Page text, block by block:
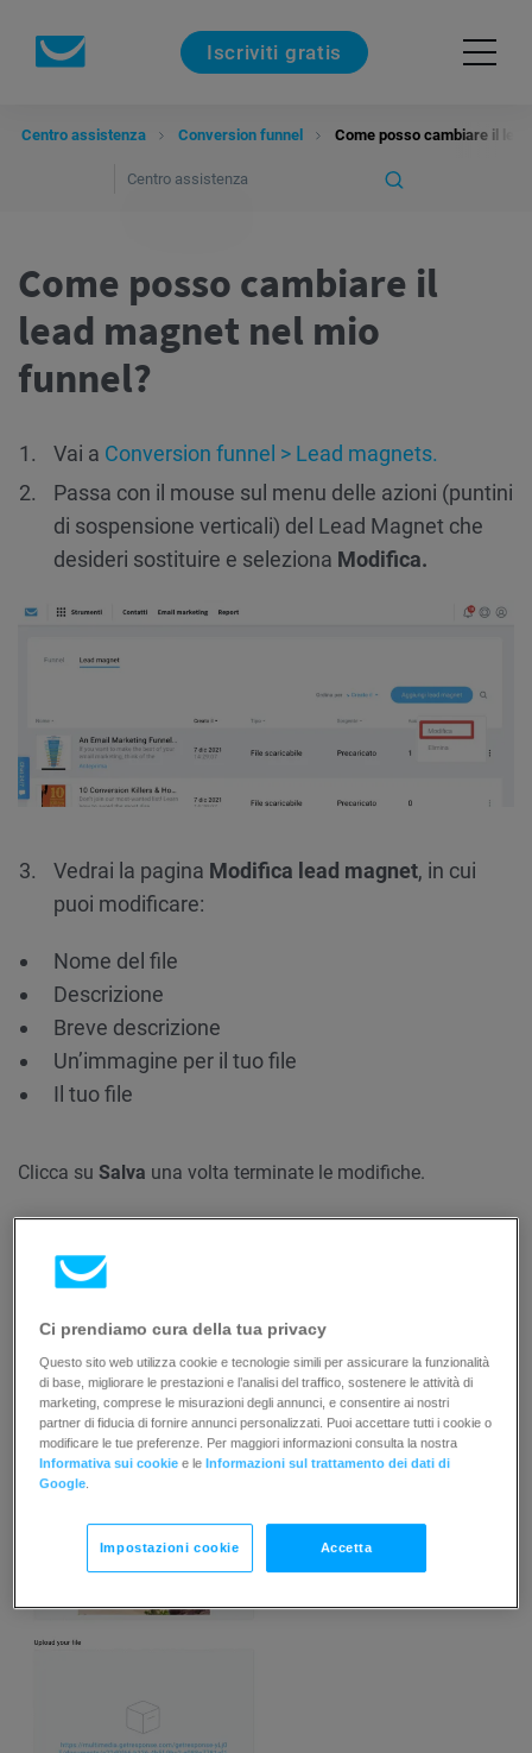
Iscriviti gratis
Centro assistenza Conversion funnel Come posso cambiare il
Come posso cambiare il
lead magnet nel mio
funnel?
Vai a Conversion funnel > Lead magnets.
Passa con il mouse sul menu delle azioni (puntini
di sospensione verticali) del Lead Magnet che
desideri sostituire e seleziona Modifica.
Vedrai la pagina Modifica lead magnet, in cui
puoi modificare:
Nome del file
Descrizione
Breve descrizione
Un’immagine per il tuo file
Il tuo file
Clicca su Salva una volta terminate le modifiche.
Ci prendiamo cura della tua privacy
Questo sito web utilizza cookie e tecnologie simili per assicurare la funzionalità
di base, migliorare le prestazioni e l’analisi del traffico, sostenere le attività di
marketing, comprese le misurazioni degli annunci, e consentire ai nostri
partner di fiducia di fornire annunci personalizzati. Puoi accettare tutti i cookie o
modificare le tue preferenze. Per maggiori informazioni consulta la nostra
Informativa sui cookie e leInformazioni sul trattamento dei dati di
Google
Impostazioni cookie Accetta